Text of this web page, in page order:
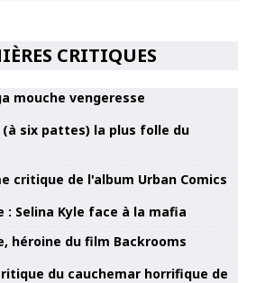
CRITIQUES
(à six pattes) la plus folle du
: Selina Kyle face à la mafia
du cauchemar horrifique de